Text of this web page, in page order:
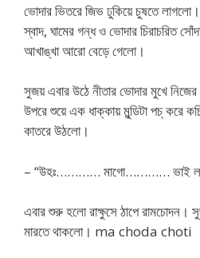
ভোদার ভিতরে জিভ ঢুকিয়ে চুষতে
স্বাদ, ঘামের গন্ধ ও ভোদার চিরাচরিত
আখাঙ্খা আরো বেড়ে গেলো।
সুজয় এবার উঠে নীতার ভোদার মুখে নিজের
উপরে শুয়ে এক ধাক্কায় মুন্ডিটা পচ্‌ করে
কাতরে উঠলো।
– “উহঃ………… মাগো………… ভাই
এবার শুরু হলো রাক্ষুসে ঠাপে রামচোদন।
মারতে থাকলো। ma choda choti